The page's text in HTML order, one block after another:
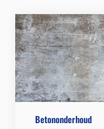
Betononderhoud